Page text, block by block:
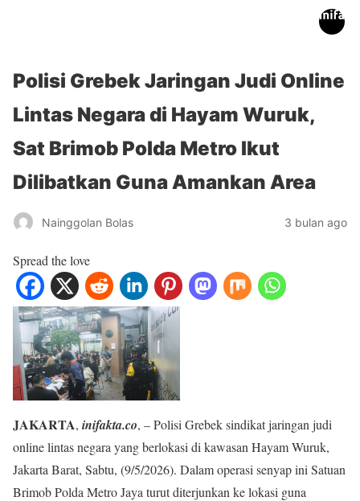
Polisi Grebek Jaringan Judi Online
Lintas Negara di Hayam Wuruk,
Sat Brimob Polda Metro Ikut
Dilibatkan Guna Amankan Area
Nainggolan Bolas 3 bulan ago
Spread the love
JAKARTA, inifakta.co, – Polisi Grebek sindikat jaringan judi
online lintas negara yang berlokasi di kawasan Hayam Wuruk,
Jakarta Barat, Sabtu, (9/5/2026). Dalam operasi senyap ini Satuan
Brimob Polda Metro Jaya turut diterjunkan ke lokasi guna